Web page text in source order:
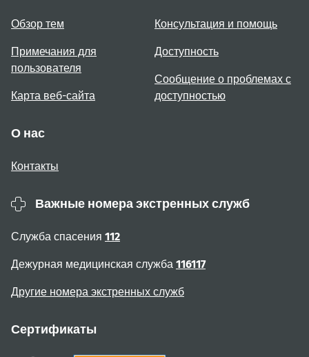
Обзор тем
Примечания для
пользователя
Карта веб-сайта
Консультация и помощь
Доступность
Сообщение о проблемах с
доступностью
О нас
Контакты
Важные номера экстренных служб
Служба спасения 112
Дежурная медицинская служба 116117
Другие номера экстренных служб
Сертификаты